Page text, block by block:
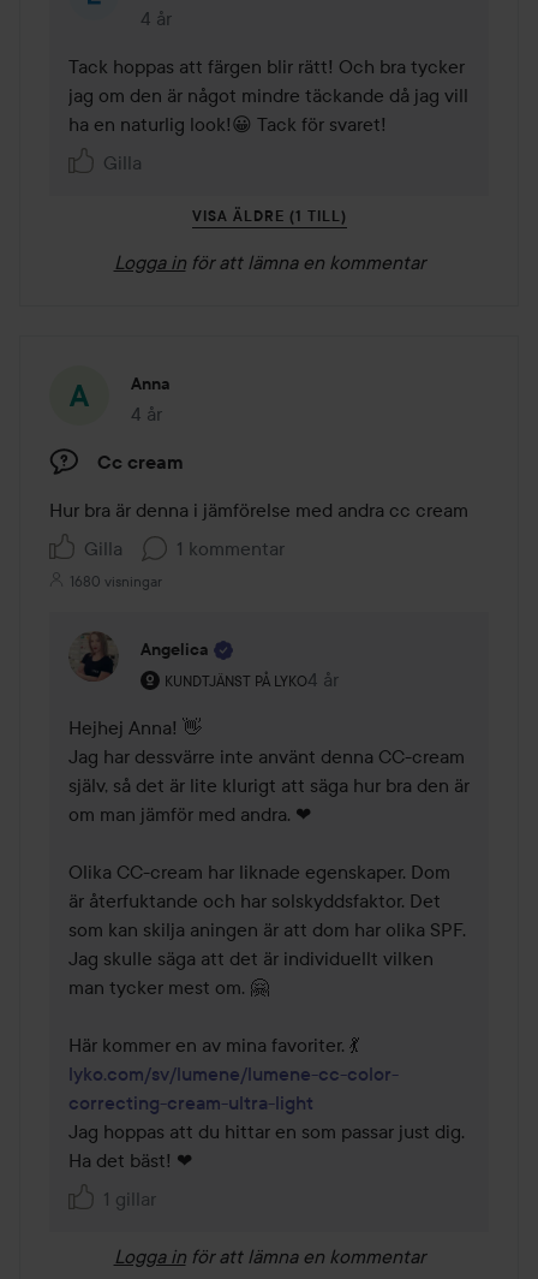
4 år
Kommentaren lades 4 år
Tack hoppas att färgen blir rätt! Och bra tycker
jag om den är något mindre täckande då jag vill
ha en naturlig look!😀 Tack för svaret!
Gilla
VISA ÄLDRE (1 TILL)
Logga in för att lämna en kommentar
Anna
4 år
Inlägget skapades 4 år
Cc cream
Hur bra är denna i jämförelse med andra cc cream
Gilla
1 kommentar
1680 visningar
Angelica
KUNDTJÄNST PÅ LYKO
Användarens roll: Kundtjänst på Lyko.
4 år
Kommentaren lades 4 år
Hejhej Anna! 👋
Jag har dessvärre inte använt denna CC-cream
själv, så det är lite klurigt att säga hur bra den är
om man jämför med andra. ❤
Olika CC-cream har liknade egenskaper. Dom
är återfuktande och har solskyddsfaktor. Det
som kan skilja aningen är att dom har olika SPF.
Jag skulle säga att det är individuellt vilken
man tycker mest om. 🤗
lyko.com/sv/lumene/lumene-cc-color-
correcting-cream-ultra-light
Jag hoppas att du hittar en som passar just dig.
Ha det bäst! ❤
1 gillar
Logga in för att lämna en kommentar